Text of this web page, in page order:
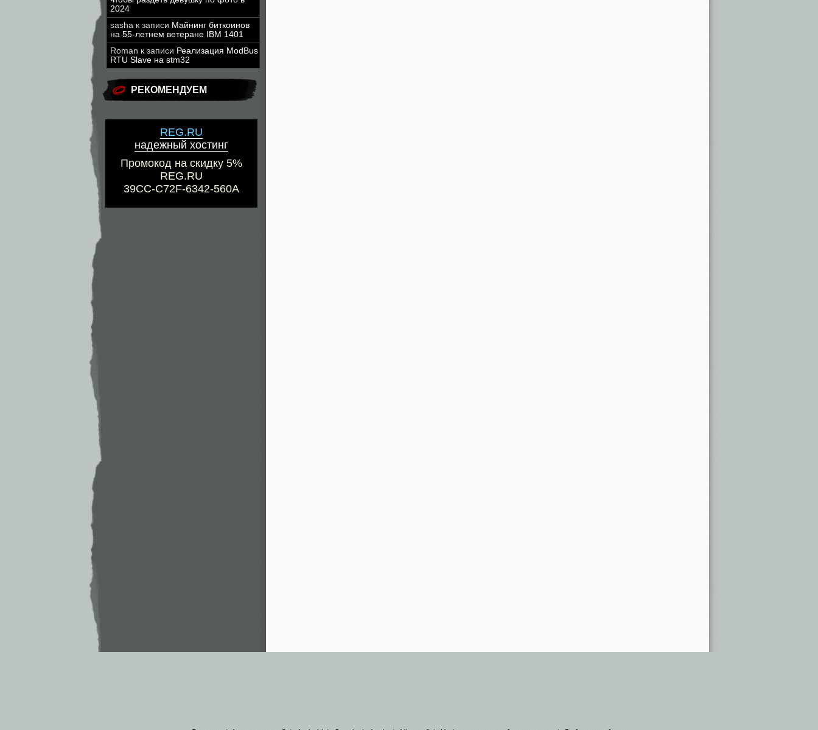
2024
sasha к записи Майнинг биткоинов
на 55-летнем ветеране IBM 1401
Roman к записи Реализация ModBus
RTU Slave на stm32
РЕКОМЕНДУЕМ
REG.RU
надежный хостинг
Промокод на скидку 5%
REG.RU
39CC-C72F-6342-560A